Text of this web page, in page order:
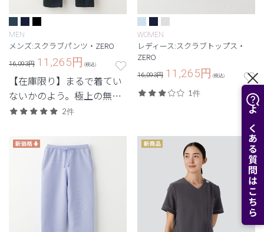
よくある質問はこちら
MEN
メンズ:スクラブパンツ・ZERO
16,093円 11,265円 (税込)
【在庫限り】まるで着てい
ないかのよう。極上の無重
力体験を味わう次世代シリ
2件
WOMEN
レディース:スクラブトップス・
ZERO
16,093円 11,265円 (税込)
1件